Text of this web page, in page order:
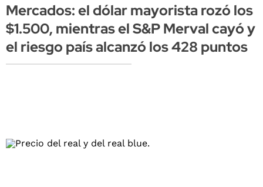
Mercados: el dólar mayorista rozó los
$1.500, mientras el S&P Merval cayó y
el riesgo país alcanzó los 428 puntos